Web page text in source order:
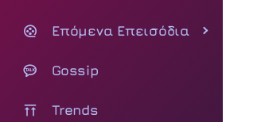
Επόμενα Επεισόδια
Gossip
Trends